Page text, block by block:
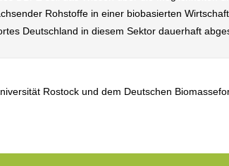
Rohstoffe in einer biobasierten
Deutschland in diesem Sektor dauerhaft
Rostock und dem Deutschen